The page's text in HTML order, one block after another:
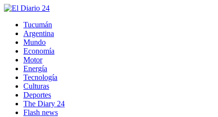
Tucumán
Argentina
Mundo
Economía
Motor
Energía
Tecnología
Culturas
Deportes
The Diary 24
Flash news